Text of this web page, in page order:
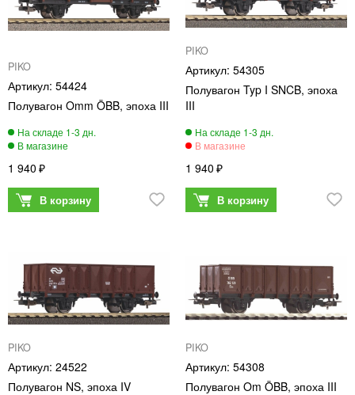
PIKO
54424
Полувагон Omm ÖBB, эпоха III
1 940
PIKO
54305
Полувагон Typ I SNCB, эпоха
III
1 940
PIKO
24522
Полувагон NS, эпоха IV
PIKO
54308
Полувагон Om ÖBB, эпоха III